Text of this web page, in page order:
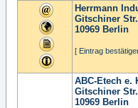
Herrmann
Gitschiner
10969 Berlin
[ Eintrag
ABC-Etech e.
Gitschiner
10969 Berlin